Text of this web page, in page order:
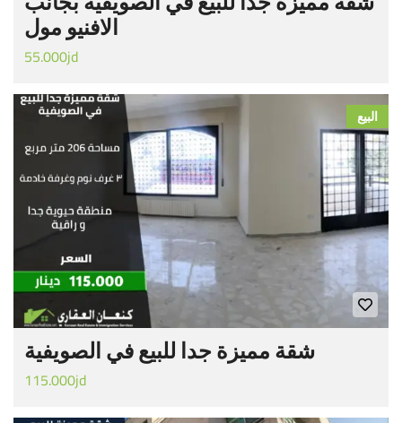
الافنيو مول
55.000jd
البيع
شقة مميزة جدا للبيع في الصويفية
115.000jd